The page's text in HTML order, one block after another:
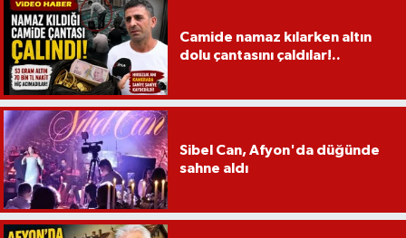
Camide namaz kılarken altın
dolu çantasını çaldılar!..
Sibel Can, Afyon'da düğünde
sahne aldı